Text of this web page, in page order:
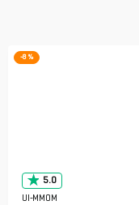
-8 %
5.0
UI-MMOM